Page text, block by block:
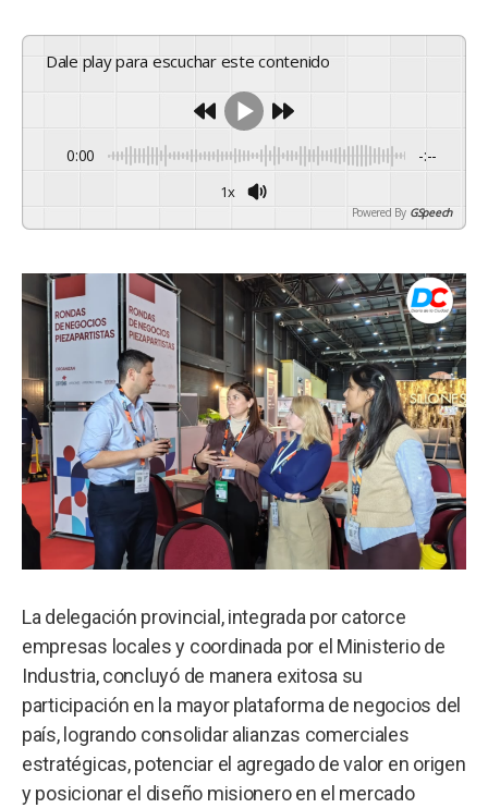
Dale play para escuchar este contenido
0:00 -:--
1x
Powered By GSpeech
La delegación provincial, integrada por catorce
empresas locales y coordinada por el Ministerio de
Industria, concluyó de manera exitosa su
participación en la mayor plataforma de negocios del
país, logrando consolidar alianzas comerciales
estratégicas, potenciar el agregado de valor en origen
y posicionar el diseño misionero en el mercado